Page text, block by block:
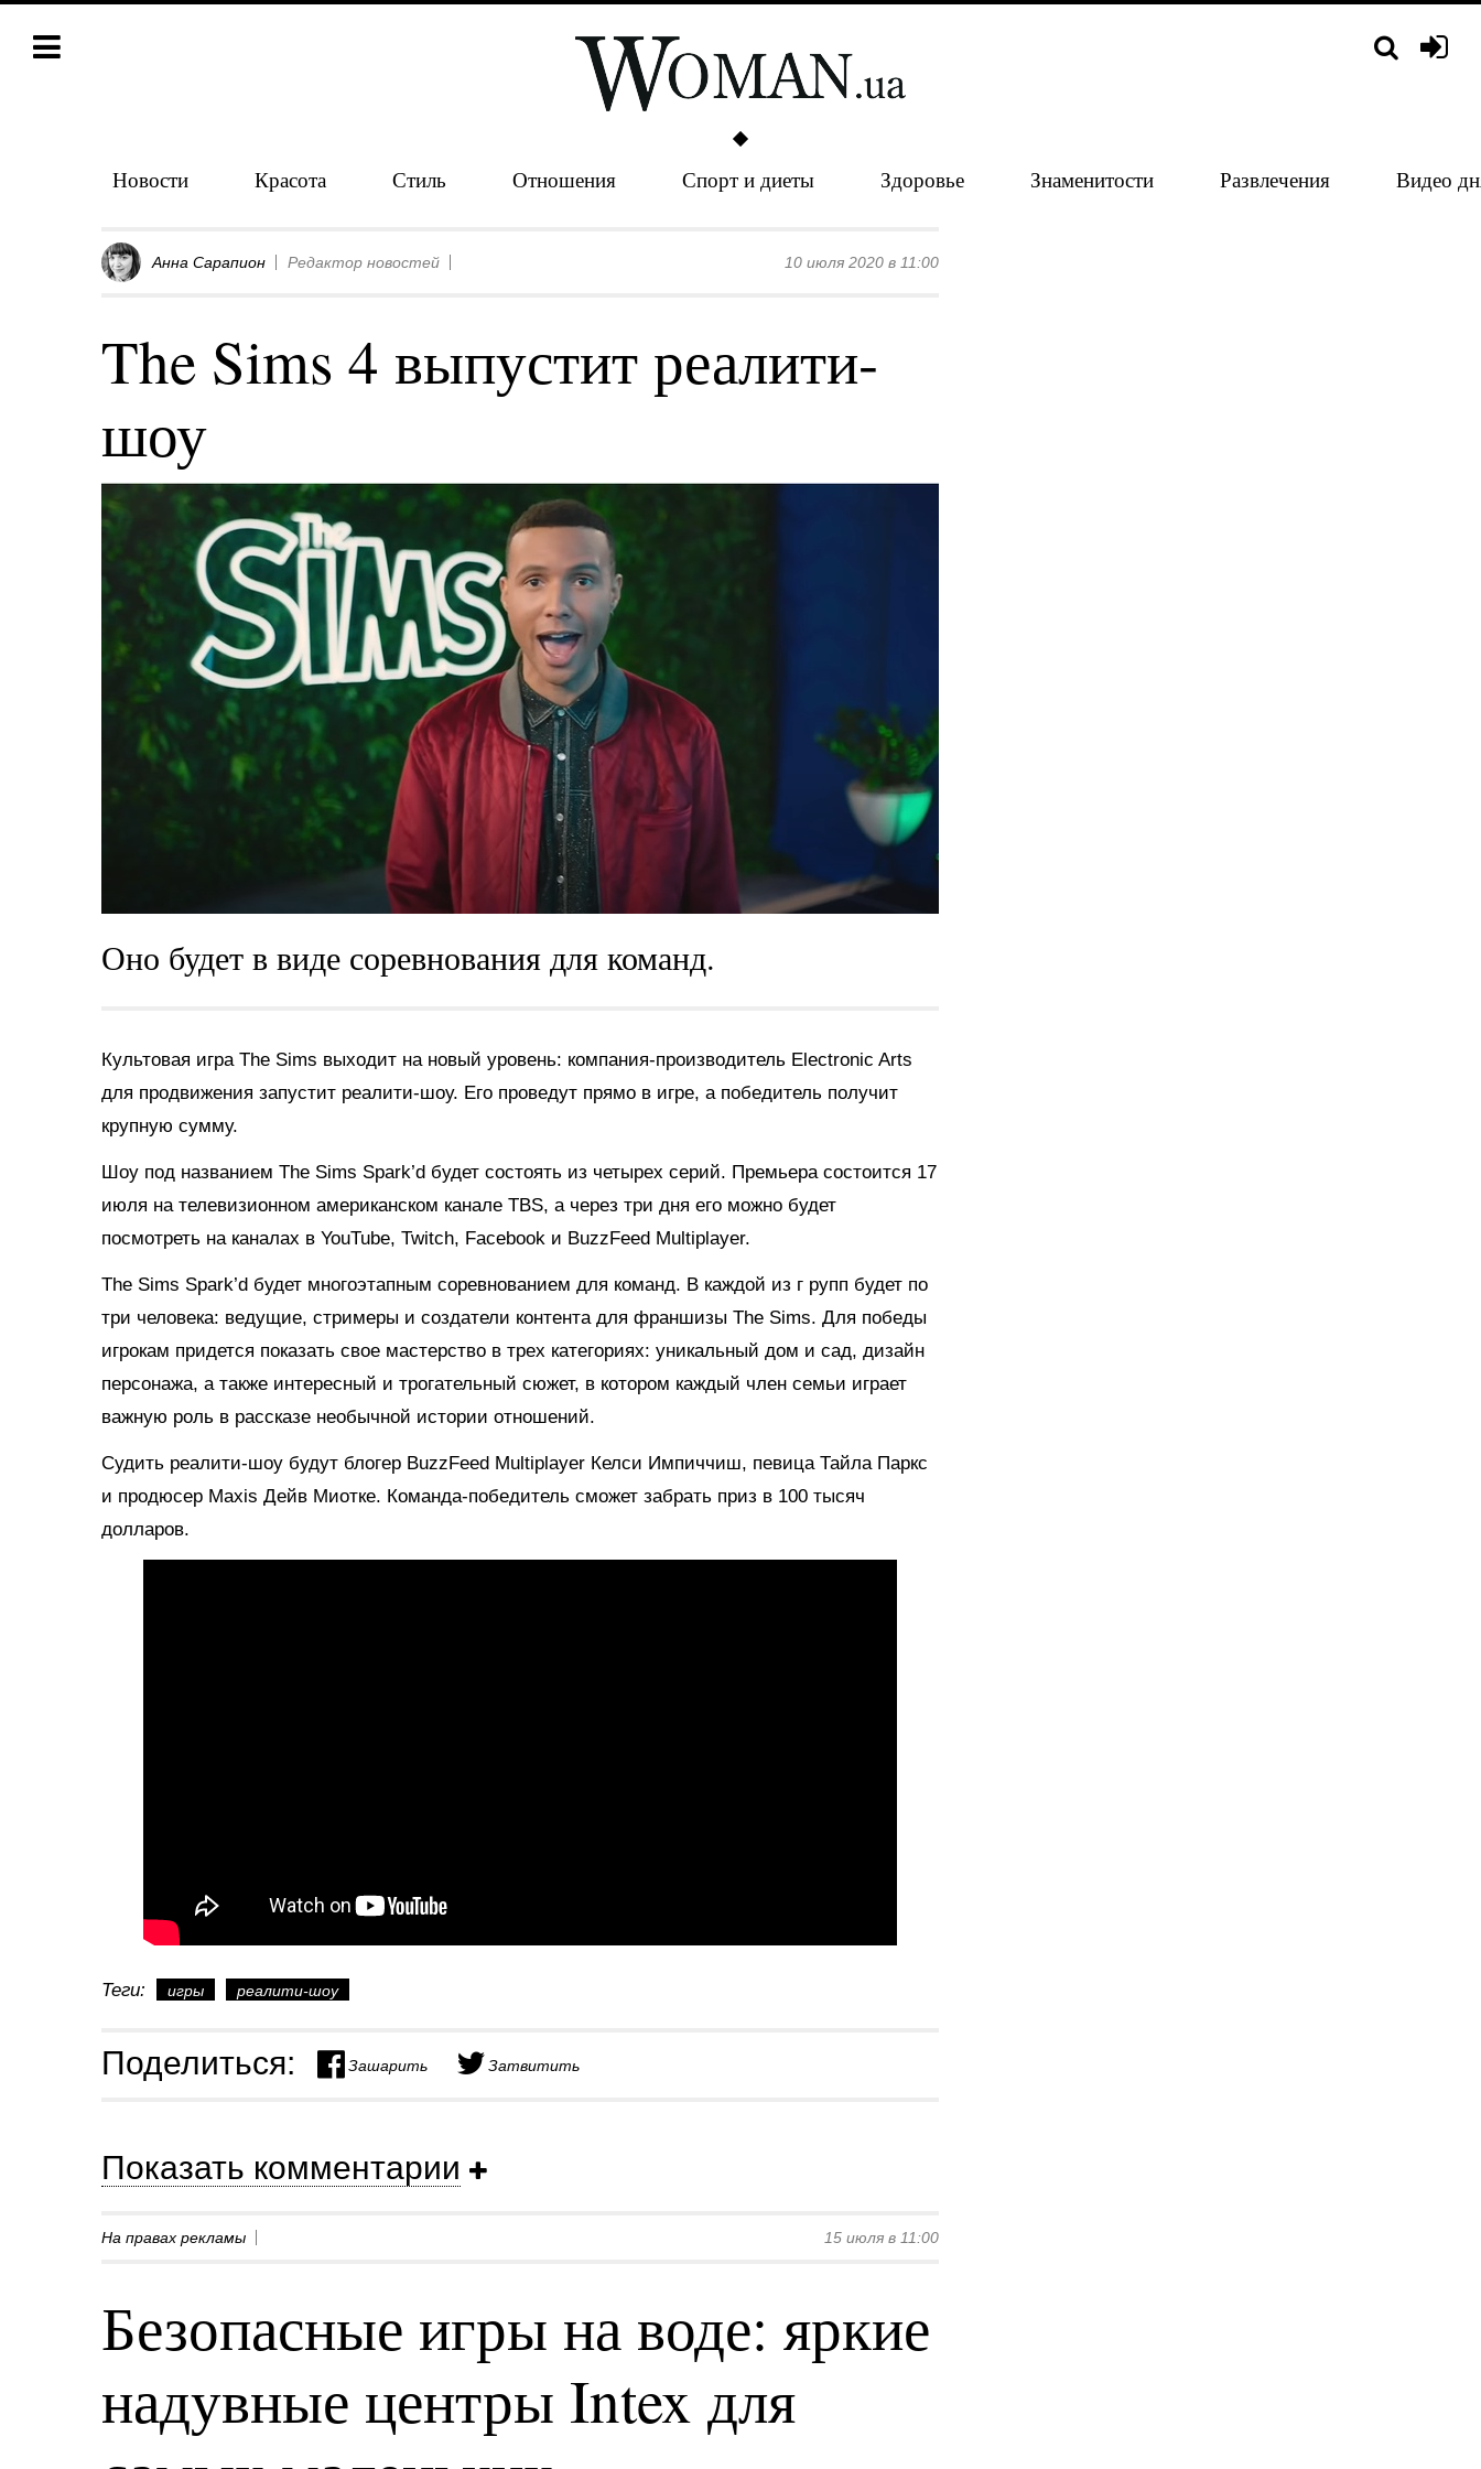
Новости Красота Стиль Отношения Спорт и диеты Здоровье Знаменитости Развлечения Видео
Анна Сарапион Редактор новостей 10 июля 2020 в 11:00
The Sims 4 выпустит реалити-
шоу
Оно будет в виде соревнования для команд.
Культовая игра The Sims выходит на новый уровень: компания-производитель Electronic Arts
для продвижения запустит реалити-шоу. Его проведут прямо в игре, а победитель получит
крупную сумму.
Шоу под названием The Sims Spark’d будет состоять из четырех серий. Премьера состоится 17
июля на телевизионном американском канале TBS, а через три дня его можно будет
посмотреть на каналах в YouTube, Twitch, Facebook и BuzzFeed Multiplayer.
The Sims Spark’d будет многоэтапным соревнованием для команд. В каждой из г рупп будет по
три человека: ведущие, стримеры и создатели контента для франшизы The Sims. Для победы
игрокам придется показать свое мастерство в трех категориях: уникальный дом и сад, дизайн
персонажа, а также интересный и трогательный сюжет, в котором каждый член семьи играет
важную роль в рассказе необычной истории отношений.
Судить реалити-шоу будут блогер BuzzFeed Multiplayer Келси Импиччиш, певица Тайла Паркс
и продюсер Maxis Дейв Миотке. Команда-победитель сможет забрать приз в 100 тысяч
долларов.
Теги: игры реалити-шоу
Поделиться: Зашарить Затвитить
Показать комментарии
На правах рекламы 15 июля в 11:00
Безопасные игры на воде: яркие
надувные центры Intex для